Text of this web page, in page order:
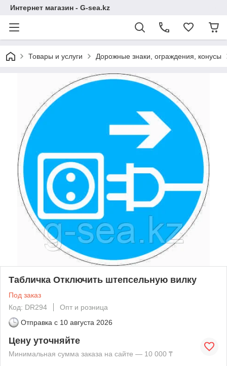
Интернет магазин - G-sea.kz
Товары и услуги Дорожные знаки, ограждения, конусы
Табличка Отключить штепсельную вилку
Под заказ
Код: DR294
Опт и розница
Отправка с 10 августа 2026
Цену уточняйте
Минимальная сумма заказа на сайте — 10 000 ₸